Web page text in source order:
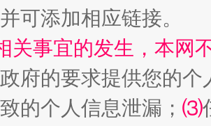
可添加相应链接。
关事宜的发生，本网
府的要求提供您的个
的个人信息泄漏； ⑶